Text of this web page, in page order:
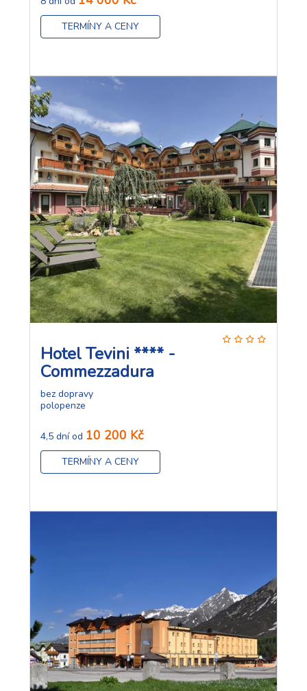
TERMÍNY A CENY
Hotel Tevini **** -
Commezzadura
bez dopravy
polopenze
4,5 dní od 10 200 Kč
TERMÍNY A CENY